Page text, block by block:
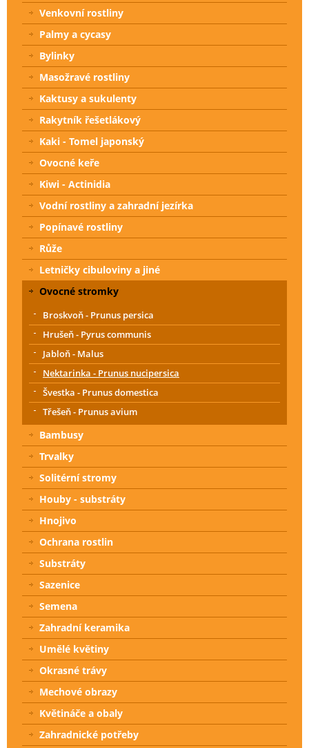
Venkovní rostliny
Palmy a cycasy
Bylinky
Masožravé rostliny
Kaktusy a sukulenty
Rakytník řešetlákový
Kaki - Tomel japonský
Ovocné keře
Kiwi - Actinidia
Vodní rostliny a zahradní jezírka
Popínavé rostliny
Růže
Letničky cibuloviny a jiné
Ovocné stromky
Broskvoň - Prunus persica
Hrušeň - Pyrus communis
Jabloň - Malus
Nektarinka - Prunus nucipersica
Švestka - Prunus domestica
Třešeň - Prunus avium
Bambusy
Trvalky
Solitérní stromy
Houby - substráty
Hnojivo
Ochrana rostlin
Substráty
Sazenice
Semena
Zahradní keramika
Umělé květiny
Okrasné trávy
Mechové obrazy
Květináče a obaly
Zahradnické potřeby